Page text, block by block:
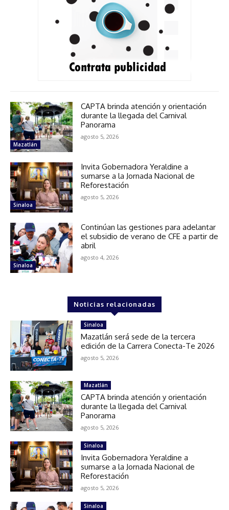
Mazatlán
CAPTA brinda atención y orientación
durante la llegada del Carnival
Panorama
agosto 5, 2026
Sinaloa
Invita Gobernadora Yeraldine a
sumarse a la Jornada Nacional de
Reforestación
agosto 5, 2026
Sinaloa
Continúan las gestiones para adelantar
el subsidio de verano de CFE a partir de
abril
agosto 4, 2026
Noticias relacionadas
Sinaloa
Mazatlán será sede de la tercera
edición de la Carrera Conecta-Te 2026
agosto 5, 2026
Mazatlán
CAPTA brinda atención y orientación
durante la llegada del Carnival
Panorama
agosto 5, 2026
Sinaloa
Invita Gobernadora Yeraldine a
sumarse a la Jornada Nacional de
Reforestación
agosto 5, 2026
Sinaloa